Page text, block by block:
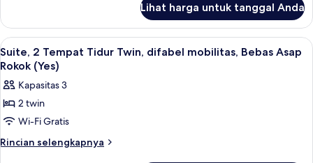
in
Shower)
Queen,
Bebas
Asap
Rokok
Kamar,
Tempat
Tidur
Bebas
Asap
Lihat harga untuk tanggal Anda
Lihat
semua
foto
untuk
Suite,
2
Tempat
1
Suite, 2 Tempat Tidur Twin, difabel mobilitas, Bebas Asap
Rokok (Yes)
Kapasitas 3
2 twin
Wi-Fi Gratis
Rincian selengkapnya
Rincian